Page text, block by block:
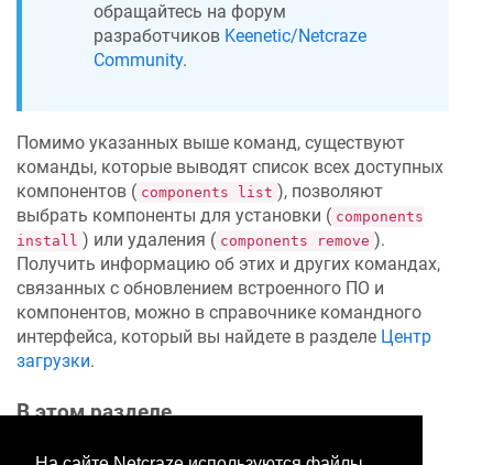
обращайтесь на форум
разработчиков Keenetic/Netcraze
Community.
Помимо указанных выше команд, существуют
команды, которые выводят список всех доступных
компонентов ( components list ), позволяют
выбрать компоненты для установки ( components
install ) или удаления ( components remove ).
Получить информацию об этих и других командах,
связанных с обновлением встроенного ПО и
компонентов, можно в справочнике командного
интерфейса, который вы найдете в разделе Центр
загрузки.
В этом разделе